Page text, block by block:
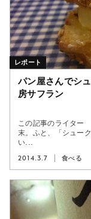
パン屋さんでシ
房サフラン
この記事のライター
末。ふと、「シュー
い...
2014.3.7 食べる
レポート